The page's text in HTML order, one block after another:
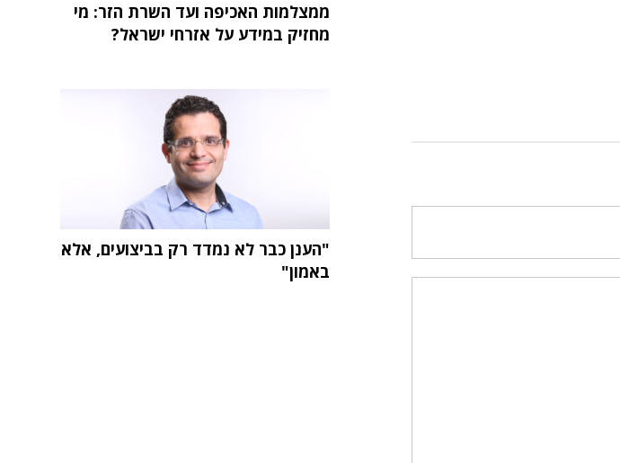
ממצלמות האכיפה ועד השרת הזר: מי
מחזיק במידע על אזרחי ישראל?
"הענן כבר לא נמדד רק בביצועים, אלא
באמון"